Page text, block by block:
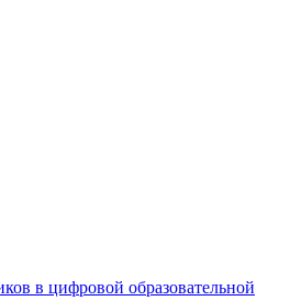
в цифровой образовательной